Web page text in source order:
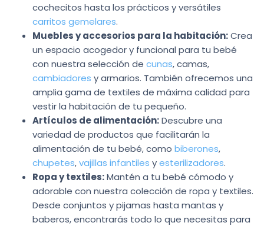
cochecitos hasta los prácticos y versátiles
carritos gemelares.
Muebles y accesorios para la habitación:Crea
un espacio acogedor y funcional para tu bebé
con nuestra selección de cunas, camas,
cambiadores y armarios. También ofrecemos una
amplia gama de textiles de máxima calidad para
vestir la habitación de tu pequeño.
Artículos de alimentación:Descubre una
variedad de productos que facilitarán la
alimentación de tu bebé, como biberones,
chupetes,vajillas infantiles yesterilizadores.
Ropa y textiles:Mantén a tu bebé cómodo y
adorable con nuestra colección de ropa y textiles.
Desde conjuntos y pijamas hasta mantas y
baberos, encontrarás todo lo que necesitas para